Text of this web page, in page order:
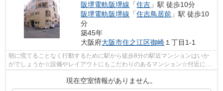
阪堺電軌阪堺線 「住吉 」駅 徒歩10分
阪堺電軌阪堺線 「住吉鳥居前 」駅 徒歩10
分
築45年
大阪府大阪市住之江区御崎１丁目1-1
朝に慌てることなく行動するために駅から徒歩8分の駅近マンションはいか
がでしょうか☆設備やレイアウトにもこだわりのあるマンション☆付近に駅
現在空室情報がありません。